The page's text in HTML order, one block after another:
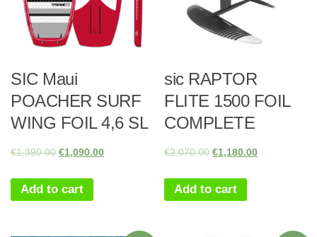
SIC Maui
POACHER SURF
WING FOIL 4,6 SL
€1,390.00 €1,090.00
Add to cart
sic RAPTOR
FLITE 1500 FOIL
COMPLETE
€2,070.00 €1,180.00
Add to cart